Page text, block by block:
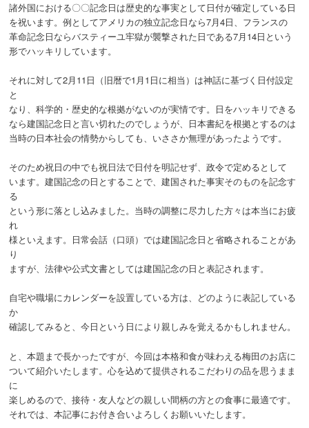
諸外国における〇〇記念日は歴史的な事実として日付が確定している日
を祝います。例としてアメリカの独立記念日なら7月4日、フランスの
革命記念日ならバスティーユ牢獄が襲撃された日である7月14日という
形でハッキリしています。
それに対して2月11日（旧暦で1月1日に相当）は神話に基づく日付設定
と
なり、科学的・歴史的な根拠がないのが実情です。日をハッキリできる
なら建国記念日と言い切れたのでしょうが、日本書紀を根拠とするのは
当時の日本社会の情勢からしても、いささか無理があったようです。
そのため祝日の中でも祝日法で日付を明記せず、政令で定めるとして
います。建国記念の日とすることで、建国された事実そのものを記念す
る
という形に落とし込みました。当時の調整に尽力した方々は本当にお疲
れ
様といえます。日常会話（口頭）では建国記念日と省略されることがあ
り
ますが、法律や公式文書としては建国記念の日と表記されます。
自宅や職場にカレンダーを設置している方は、どのように表記している
か
確認してみると、今日という日により親しみを覚えるかもしれません。
と、本題まで長かったですが、今回は本格和食が味わえる梅田のお店に
ついて紹介いたします。心を込めて提供されるこだわりの品を思うまま
に
楽しめるので、接待・友人などの親しい間柄の方との食事に最適です。
それでは、本記事にお付き合いよろしくお願いいたします。